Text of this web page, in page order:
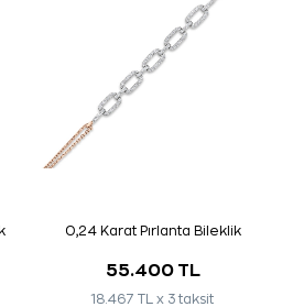
0,24 Karat Pırlanta Bileklik
55.400 TL
18.467 TL x 3 taksit